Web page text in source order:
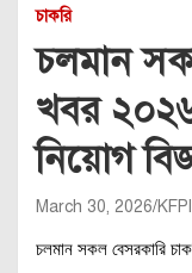
চাকরি
চলমান
খবর ২০২৬
নিয়োগ
March 30, 2026
চলমান সকল বেসরকারি